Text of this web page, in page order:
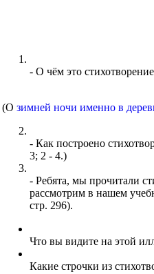
- О чём это
(О зимней ночи именно в
- Как построено
3; 2 - 4.)
- Ребята, мы прочитали
рассмотрим в нашем
стр. 296).
Что вы видите на этой
Какие строчки из